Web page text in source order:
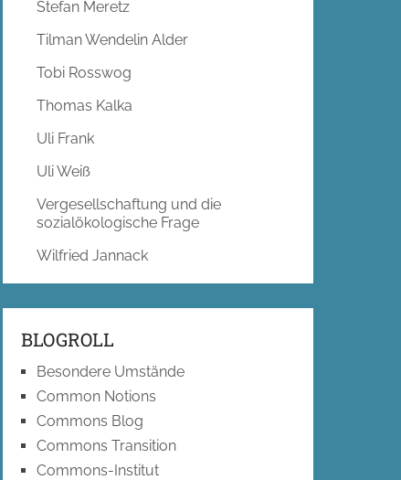
Stefan Meretz
Tilman Wendelin Alder
Tobi Rosswog
Thomas Kalka
Uli Frank
Uli Weiß
Vergesellschaftung und die
sozialökologische Frage
Wilfried Jannack
BLOGROLL
Besondere Umstände
Common Notions
Commons Blog
Commons Transition
Commons-Institut